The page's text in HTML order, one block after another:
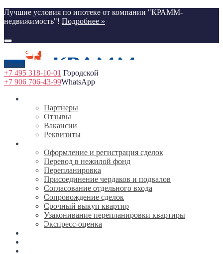
Лучшие условия по ипотеке от компании "КРАММ-
недвижимость"! Подробнее »
Меню
+7 495 318-10-01 Городской
+7 906 706-43-99WhatsApp
Партнеры
Отзывы
Вакансии
Реквизиты
Оформление и регистрация сделок
Перевод в нежилой фонд
Перепланировка
Присоединение чердаков и подвалов
Согласование отдельного входа
Сопровождение сделок
Срочный выкуп квартир
Узаконивание перепланировки квартиры
Экспресс-оценка